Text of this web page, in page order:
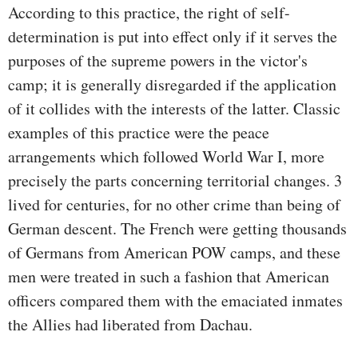
According to this practice, the right of self-
determination is put into effect only if it serves the
purposes of the supreme powers in the victor's
camp; it is generally disregarded if the application
of it collides with the interests of the latter. Classic
examples of this practice were the peace
arrangements which followed World War I, more
precisely the parts concerning territorial changes. 3
lived for centuries, for no other crime than being of
German descent. The French were getting thousands
of Germans from American POW camps, and these
men were treated in such a fashion that American
officers compared them with the emaciated inmates
the Allies had liberated from Dachau.